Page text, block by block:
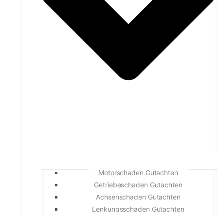
Motorschaden Gutachten
Getriebeschaden Gutachten
Achsenschaden Gutachten
Lenkungsschaden Gutachten